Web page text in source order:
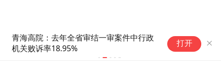
重庆“代人信访被判寻衅滋事”案
检方撤诉、警方撤案，两被告人
打开